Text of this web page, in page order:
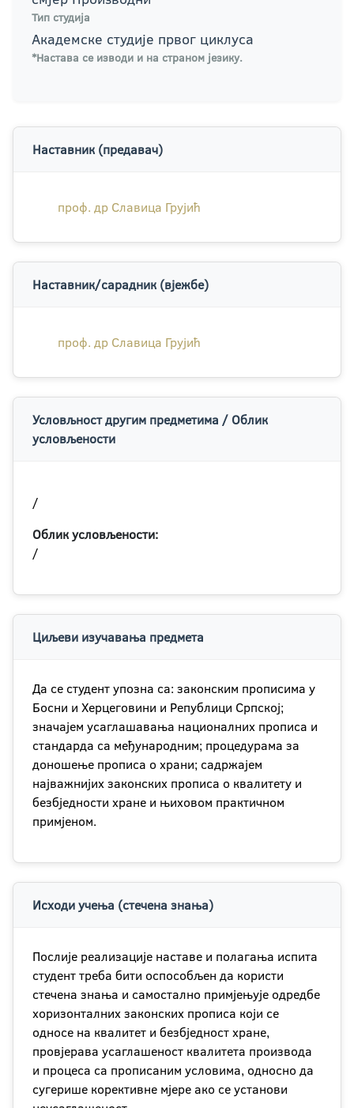
Тип студија
Академске студије првог циклуса
*Настава се изводи и на страном језику.
Наставник (предавач)
проф. др Славица Грујић
Наставник/сарадник (вјежбе)
проф. др Славица Грујић
Условљност другим предметима / Облик
условљености
/
Облик условљености:
/
Циљеви изучавања предмета
Да се студент упозна са: законским прописима у
Босни и Херцеговини и Републици Српској;
значајем усаглашавања националних прописа и
стандарда са међународним; процедурама за
доношење прописа о храни; садржајем
најважнијих законских прописа о квалитету и
безбједности хране и њиховом практичном
примјеном.
Исходи учења (стечена знања)
Послије реализације наставе и полагања испита
студент треба бити оспособљен да користи
стечена знања и самостално примјењује одредбе
хоризонталних законских прописа који се
односе на квалитет и безбједност хране,
провјерава усаглашеност квалитета производа
и процеса са прописаним условима, односно да
сугерише корективне мјере ако се установи